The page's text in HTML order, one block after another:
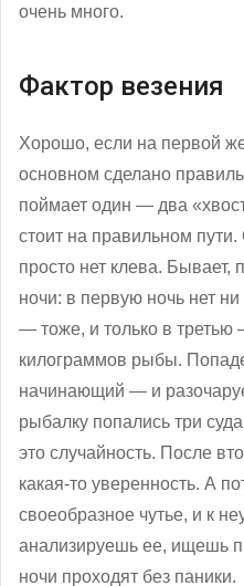
очень много.
Фактор везения
Хорошо, если на первой
основном сделано
поймает один — два
стоит на правильном
просто нет клева.
ночи: в первую ночь нет
— тоже, и только в третью
килограммов рыбы.
начинающий — и
рыбалку попались три
это случайность. После
какая-то уверенность. А
своеобразное чутье, и к
анализируешь ее, ищешь
ночи проходят без паники.